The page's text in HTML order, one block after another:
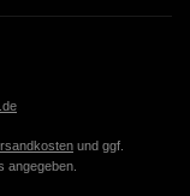
und ggf.
angegeben.